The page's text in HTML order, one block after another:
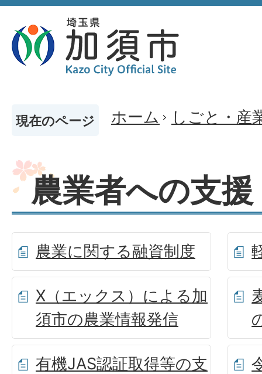
現在のページ ホーム しごと・産
農業者への支援
農業に関する融資制度
X（エックス）による加
須市の農業情報発信
有機JAS認証取得等の支